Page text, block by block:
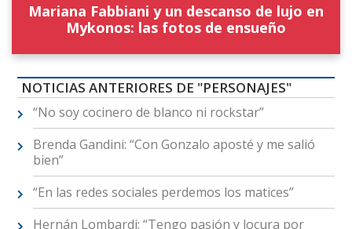
Mariana Fabbiani y un descanso de lujo en
Mykonos: las fotos de ensueño
NOTICIAS ANTERIORES DE "PERSONAJES"
“No soy cocinero de blanco ni rockstar”
Brenda Gandini: “Con Gonzalo aposté y me salió
bien”
“En las redes sociales perdemos los matices”
Hernán Lombardi: “Tengo pasión y locura por